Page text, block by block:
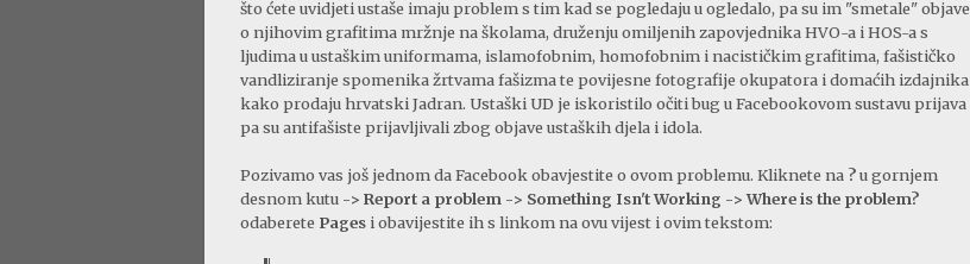
što ćete uvidjeti ustaše imaju problem s tim kad se pogledaju u ogledalo, pa su im "smetale" objave
o njihovim grafitima mržnje na školama, druženju omiljenih zapovjednika HVO-a i HOS-a s
ljudima u ustaškim uniformama, islamofobnim, homofobnim i nacističkim grafitima, fašističko
vandliziranje spomenika žrtvama fašizma te povijesne fotografije okupatora i domaćih izdajnika
kako prodaju hrvatski Jadran. Ustaški UD je iskoristilo očiti bug u Facebookovom sustavu prijava
pa su antifašiste prijavljivali zbog objave ustaških djela i idola.
Pozivamo vas još jednom da Facebook obavjestite o ovom problemu. Kliknete na ?u gornjem
desnom kutu -> Report a problem -> Something Isn't Working -> Where is the problem?
odaberete Pages i obavijestite ih s linkom na ovu vijest i ovim tekstom: